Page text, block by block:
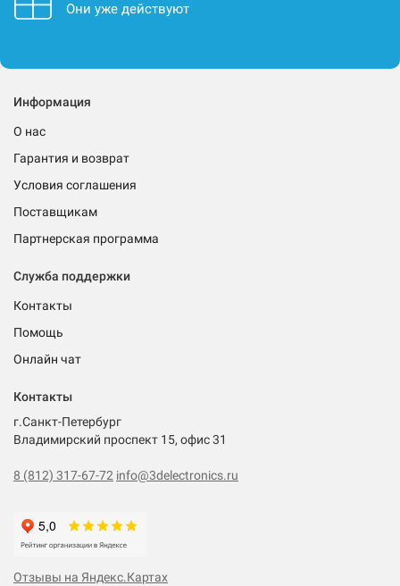
Они уже действуют
Информация
О нас
Гарантия и возврат
Условия соглашения
Поставщикам
Партнерская программа
Служба поддержки
Контакты
Помощь
Онлайн чат
Контакты
г.Санкт-Петербург
Владимирский проспект 15, офис 31
8 (812) 317-67-72 info@3delectronics.ru
Отзывы на Яндекс.Картах